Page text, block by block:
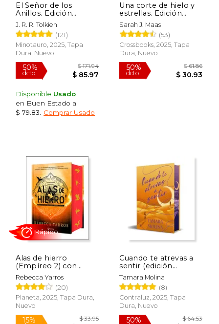
El Señor de los
Anillos. Edición
Ilustrada por el Autor
J. R. R. Tolkien
(121)
Minotauro, 2025, Tapa
Dura, Nuevo
50%
dcto.
Disponible Usado
en Buen Estado a
$ 79.83
Comprar Usado
Una corte de hielo y
estrellas. Edición
especial
Sarah J. Maas
(53)
Crossbooks, 2025, Tapa
Dura, Nuevo
50%
dcto.
Alas de hierro
(Empíreo 2) con
Cantos Tintados
Rebecca Yarros
(20)
Planeta, 2025, Tapa Dura,
Nuevo
Cuando te atrevas a
sentir (edición
especial limitada)
Tamara Molina
(8)
Contraluz, 2025, Tapa
Dura, Nuevo